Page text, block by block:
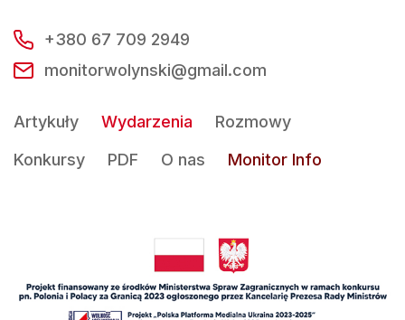
+380 67 709 2949
monitorwolynski@gmail.com
Artykuły Wydarzenia
Rozmowy
Konkursy
PDF O nas Monitor Info